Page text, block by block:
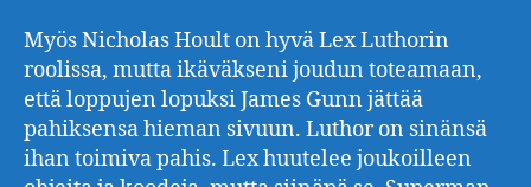
Myös Nicholas Hoult on hyvä Lex Luthorin
roolissa, mutta ikäväkseni joudun toteamaan,
että loppujen lopuksi James Gunn jättää
pahiksensa hieman sivuun. Luthor on sinänsä
ihan toimiva pahis. Lex huutelee joukoilleen